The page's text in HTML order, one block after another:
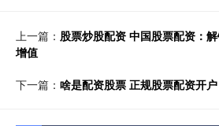
上一篇： 股票炒股配资 中国股票配资：
增值
下一篇： 啥是配资股票 正规股票配资开